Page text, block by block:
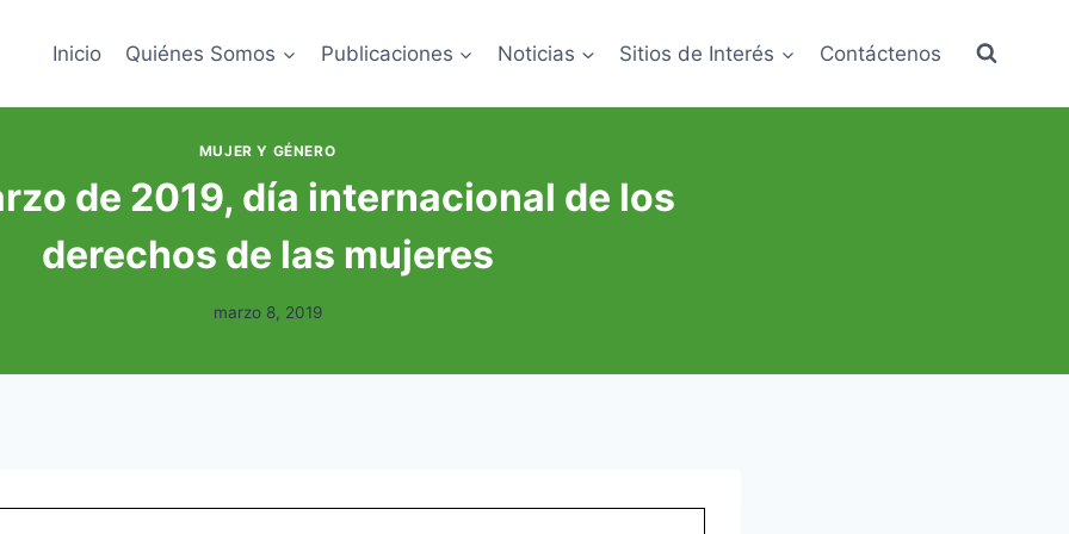
Inicio Quiénes Somos Publicaciones Noticias Sitios de Interés Contáctenos
MUJER Y GÉNERO
de 2019, día internacional de los
derechos de las mujeres
marzo 8, 2019